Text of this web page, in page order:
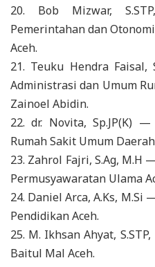
20. Bob Mizwar,
Pemerintahan dan
Aceh.
21. Teuku Hendra
Administrasi dan Umum
Zainoel Abidin.
22. dr. Novita, Sp.JP(K)
Rumah Sakit Umum
23. Zahrol Fajri, S.Ag,
Permusyawaratan Ulama
24. Daniel Arca, A.Ks,
Pendidikan Aceh.
25. M. Ikhsan Ahyat,
Baitul Mal Aceh.